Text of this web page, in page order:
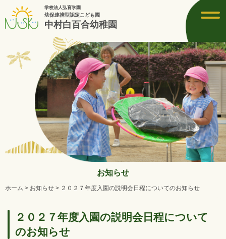
学校法人弘育学園
幼保連携型認定こども園
中村白百合幼稚園
お知らせ
ホーム > お知らせ > ２０２７年度入園の説明会日程についてのお知らせ
２０２７年度入園の説明会日程について
のお知らせ